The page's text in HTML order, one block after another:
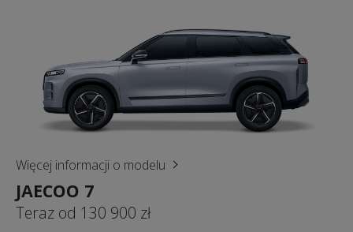
Więcej informacji o modelu
JAECOO 7
Teraz od 130 900 zł